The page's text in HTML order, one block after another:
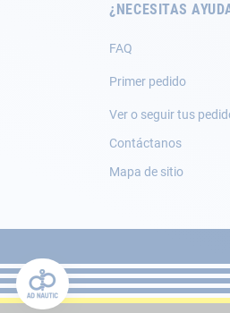
¿NECESITAS
FAQ
Primer pedido
Ver o seguir tus
Contáctanos
Mapa de sitio